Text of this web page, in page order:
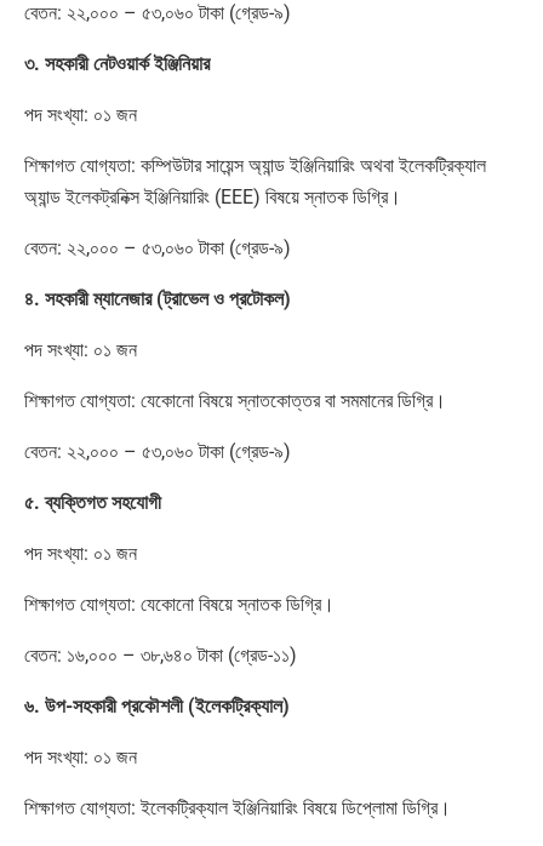
বেতন: ২২,০০০ – ৫৩,০৬০ টাকা (গ্রেড-৯)
৩. সহকারী নেটওয়ার্ক ইঞ্জিনিয়ার
পদ সংখ্যা: ০১ জন
শিক্ষাগত যোগ্যতা: কম্পিউটার সায়েন্স অ্যান্ড ইঞ্জিনিয়ারিং অথবা ইলেকট্রিক্যাল
অ্যান্ড ইলেকট্রনিক্স ইঞ্জিনিয়ারিং (EEE) বিষয়ে স্নাতক ডিগ্রি।
বেতন: ২২,০০০ – ৫৩,০৬০ টাকা (গ্রেড-৯)
৪. সহকারী ম্যানেজার (ট্রাভেল ও প্রটোকল)
পদ সংখ্যা: ০১ জন
শিক্ষাগত যোগ্যতা: যেকোনো বিষয়ে স্নাতকোত্তর বা সমমানের ডিগ্রি।
বেতন: ২২,০০০ – ৫৩,০৬০ টাকা (গ্রেড-৯)
৫. ব্যক্তিগত সহযোগী
পদ সংখ্যা: ০১ জন
শিক্ষাগত যোগ্যতা: যেকোনো বিষয়ে স্নাতক ডিগ্রি।
বেতন: ১৬,০০০ – ৩৮,৬৪০ টাকা (গ্রেড-১১)
৬. উপ-সহকারী প্রকৌশলী (ইলেকট্রিক্যাল)
পদ সংখ্যা: ০১ জন
শিক্ষাগত যোগ্যতা: ইলেকট্রিক্যাল ইঞ্জিনিয়ারিং বিষয়ে ডিপ্লোমা ডিগ্রি।